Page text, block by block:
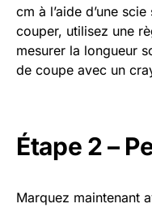
cm à l’aide d’une
couper, utilisez une
mesurer la longueur
de coupe avec un
Étape 2 –
Marquez maintenant